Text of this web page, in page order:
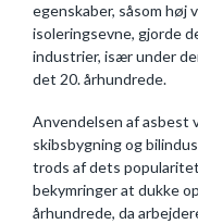
egenskaber, såsom høj
isoleringsevne, gjorde
industrier, især under
det 20. århundrede.
Anvendelsen af asbest
skibsbygning og
trods af dets
bekymringer at dukke
århundrede, da